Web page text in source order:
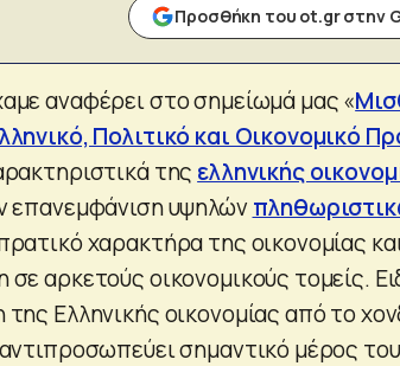
Προσθήκη του ot.gr στην
αναφέρει στο σημείωμά μας «
Πολιτικό και Οικονομικό
της ελληνικής
επανεμφάνιση υψηλών
χαρακτήρα της οικονομίας
αρκετούς οικονομικούς τομείς.
Ελληνικής οικονομίας από το
σημαντικό μέρος